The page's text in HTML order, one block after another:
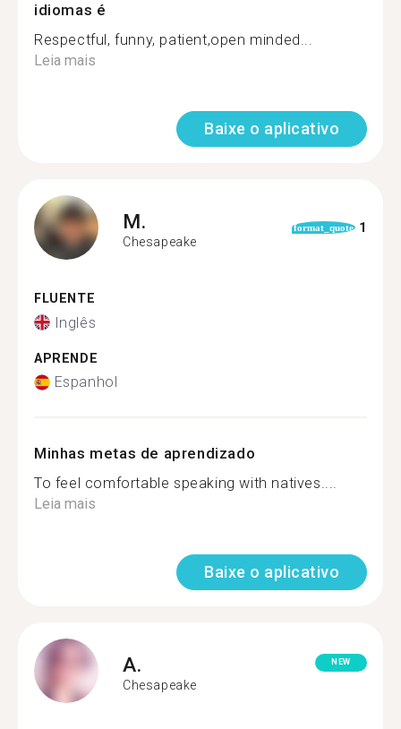
idiomas é
Respectful, funny, patient,open minded...
Leia mais
Baixe o aplicativo
M.
Chesapeake
format_quote 1
FLUENTE
Inglês
APRENDE
Espanhol
Minhas metas de aprendizado
To feel comfortable speaking with natives....
Leia mais
Baixe o aplicativo
A.
Chesapeake
NEW